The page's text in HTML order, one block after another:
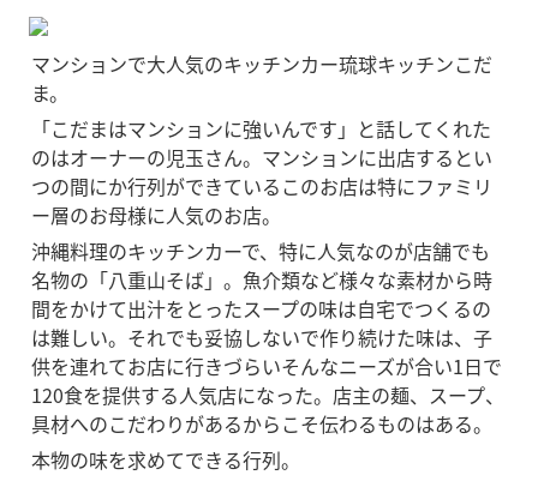
マンションで大人気のキッチンカー琉球キッチンこだ
ま。
「こだまはマンションに強いんです」と話してくれた
のはオーナーの児玉さん。マンションに出店するとい
つの間にか行列ができているこのお店は特にファミリ
ー層のお母様に人気のお店。
沖縄料理のキッチンカーで、特に人気なのが店舗でも
名物の「八重山そば」。魚介類など様々な素材から時
間をかけて出汁をとったスープの味は自宅でつくるの
は難しい。それでも妥協しないで作り続けた味は、子
供を連れてお店に行きづらいそんなニーズが合い1日で
120食を提供する人気店になった。店主の麺、スープ、
具材へのこだわりがあるからこそ伝わるものはある。
本物の味を求めてできる行列。